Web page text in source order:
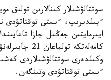
سوتتالۋشىلار كىنالارىن
ءبىلدىرىپ، ءىستى توقتاتۋدى
ايىرمايتىن جەڭىل جازا
كامەلەتكە
وكىلدەرى سوتتالۋشىلاردى
ءىستى توقتاتۋدى وتىنگەن.